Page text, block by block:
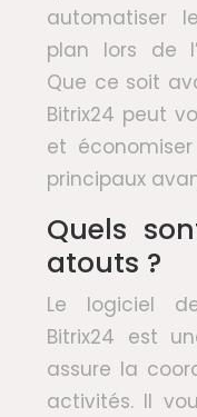
automatiser
plan lors de
Que ce soit
Bitrix24 peut
et
principaux
Quels
atouts ?
Le logiciel
Bitrix24 est
assure la
activités. Il